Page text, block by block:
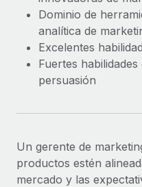
Dominio de
analítica de
Excelentes
Fuertes
persuasión
Un gerente de
productos estén
mercado y las